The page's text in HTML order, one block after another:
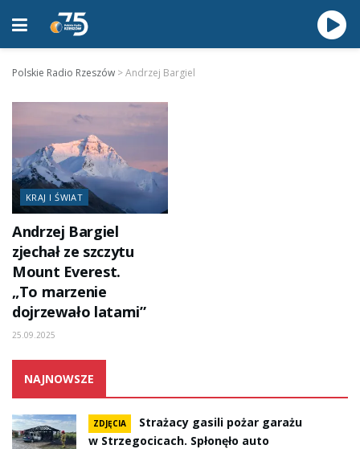
Polskie Radio Rzeszów >Andrzej Bargiel
KRAJ I ŚWIAT
Andrzej Bargiel
zjechał ze szczytu
Mount Everest.
„To marzenie
dojrzewało latami”
25.09.2025
NAJNOWSZE
ZDJĘCIA
Strażacy gasili pożar garażu
w Strzegocicach. Spłonęło auto